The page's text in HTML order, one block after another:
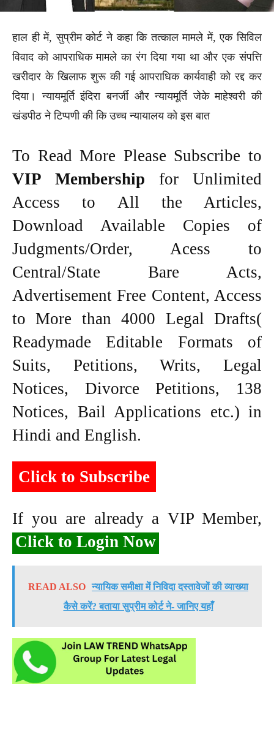
हाल ही में, सुप्रीम कोर्ट ने कहा कि तत्काल मामले में, एक सिविल
विवाद को आपराधिक मामले का रंग दिया गया था और एक संपत्ति
खरीदार के खिलाफ शुरू की गई आपराधिक कार्यवाही को रद्द कर
दिया। न्यायमूर्ति इंदिरा बनर्जी और न्यायमूर्ति जेके माहेश्वरी की
खंडपीठ ने टिप्पणी की कि उच्च न्यायालय को इस बात
To Read More Please Subscribe to
VIP Membership for Unlimited
Access to All the Articles,
Download Available Copies of
Judgments/Order, Acess to
Central/State Bare Acts,
Advertisement Free Content, Access
to More than 4000 Legal Drafts(
Readymade Editable Formats of
Suits, Petitions, Writs, Legal
Notices, Divorce Petitions, 138
Notices, Bail Applications etc.) in
Hindi and English.
Click to Subscribe
If you are already a VIP Member,
Click to Login Now
READ ALSO न्यायिक समीक्षा में निविदा दस्तावेजों की व्याख्या
कैसे करें? बताया सुप्रीम कोर्ट ने- जानिए यहाँ